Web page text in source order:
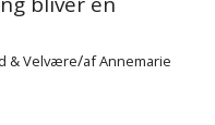
& Velvære/afAnnemarie